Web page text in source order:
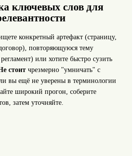
ключевых слов для
конкретный артефакт (страницу,
повторяющуюся тему
или хотите быстро сузить
стоитчрезмерно "умничать" с
вы ещё не уверены в терминологии
широкий прогон, соберите
затем уточняйте.